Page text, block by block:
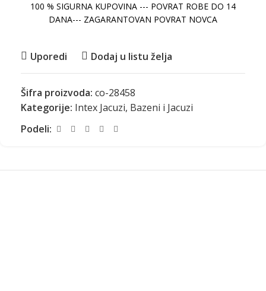
100 % SIGURNA KUPOVINA --- POVRAT ROBE DO 14
DANA--- ZAGARANTOVAN POVRAT NOVCA
Uporedi Dodaj u listu želja
Šifra proizvoda: co-28458
Kategorije: Intex Jacuzi, Bazeni i Jacuzi
Podeli: